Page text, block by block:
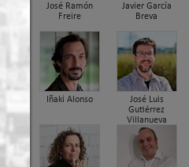
José Ramón
Freire
Javier García
Breva
Iñaki Alonso
José Luis
Gutiérrez
Villanueva